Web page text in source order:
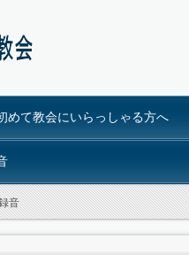
めて教会にいらっしゃる方へ
音